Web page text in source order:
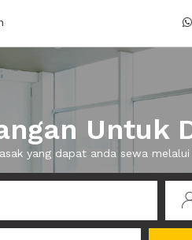
Untuk
yang dapat anda sewa melalui